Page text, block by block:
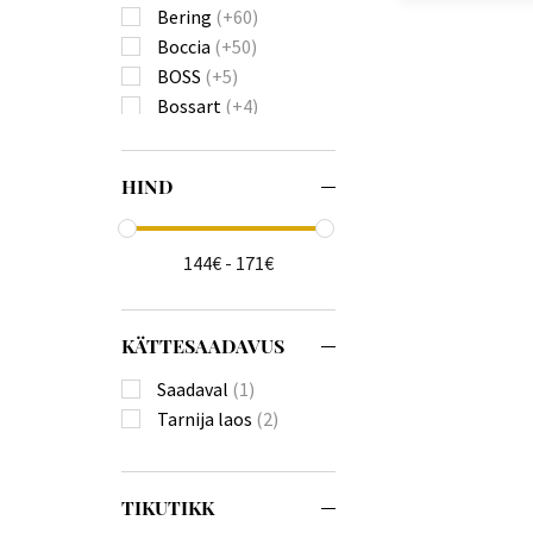
Bering (+60)
Boccia (+50)
BOSS (+5)
Bossart (+4)
Calvin Klein
Carl von Zeyten(+23)
Carneo(+18)
Citizen(+174)
Claude Bernard
(+4)
Diesel(+136)
Emporio Armani
HIND
144€ - 171€
KÄTTESAADAVUS
Saadaval (1)
Tarnija laos (2)
TIKUTIKK